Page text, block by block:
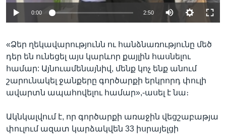
Auto 240p 360p 480p
720p 1080p
0:00 2:50 Auto
360p
480p
720p
«Ձեր ղեկավարությունն ու հանձնառությունը մեծ
դեր են ունեցել այս կարևոր քայլին հասնելու
համար: Այնուամենայնիվ, մենք կոչ ենք անում
շարունակել ջանքերը գործարքի երկրորդ փուլի
ավարտն ապահովելու համար»,-ասել է նա։
Ակնկալվում է, որ գործարքի առաջին վեցշաբաթյա
փուլում ազատ կարձակվեն 33 իսրայելցի